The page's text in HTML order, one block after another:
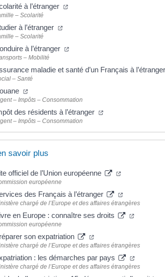
à l’étranger (ouverture dans un nouvel
– Scolarité
à l’étranger (ouverture dans un nouvel onglet)
– Scolarité
à l’étranger (ouverture dans un nouvel
– Mobilité
maladie et santé d’un Français à l’étranger
– Santé
(ouverture dans un nouvel onglet)
– Impôts – Consommation
des résidents à l’étranger (ouverture dans un
– Impôts – Consommation
savoir plus
officiel de l’Union européenne (ouverture
européenne
des Français à l’étranger (ouverture
chargé de l’Europe et des affaires étrangères
en Europe : connaître ses droits
européenne
son expatriation (ouverture dans un
chargé de l’Europe et des affaires étrangères
: les démarches par pays
chargé de l’Europe et des affaires étrangères